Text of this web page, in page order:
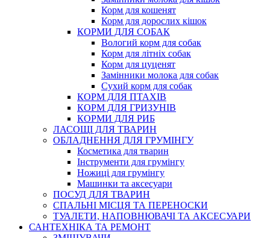
Корм для кошенят
Корм для дорослих кішок
КОРМИ ДЛЯ СОБАК
Вологий корм для собак
Корм для літніх собак
Корм для цуценят
Замінники молока для собак
Сухий корм для собак
КОРМ ДЛЯ ПТАХІВ
КОРМ ДЛЯ ГРИЗУНІВ
КОРМИ ДЛЯ РИБ
ЛАСОЩІ ДЛЯ ТВАРИН
ОБЛАДНЕННЯ ДЛЯ ГРУМІНГУ
Косметика для тварин
Інструменти для грумінгу
Ножиці для грумінгу
Машинки та аксесуари
ПОСУД ДЛЯ ТВАРИН
СПАЛЬНІ МІСЦЯ ТА ПЕРЕНОСКИ
ТУАЛЕТИ, НАПОВНЮВАЧІ ТА АКСЕСУАРИ
САНТЕХНІКА ТА РЕМОНТ